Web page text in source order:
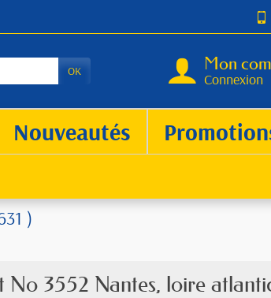
OK Mon
Connexion
Nouveautés
)
No 3552 Nantes, loire